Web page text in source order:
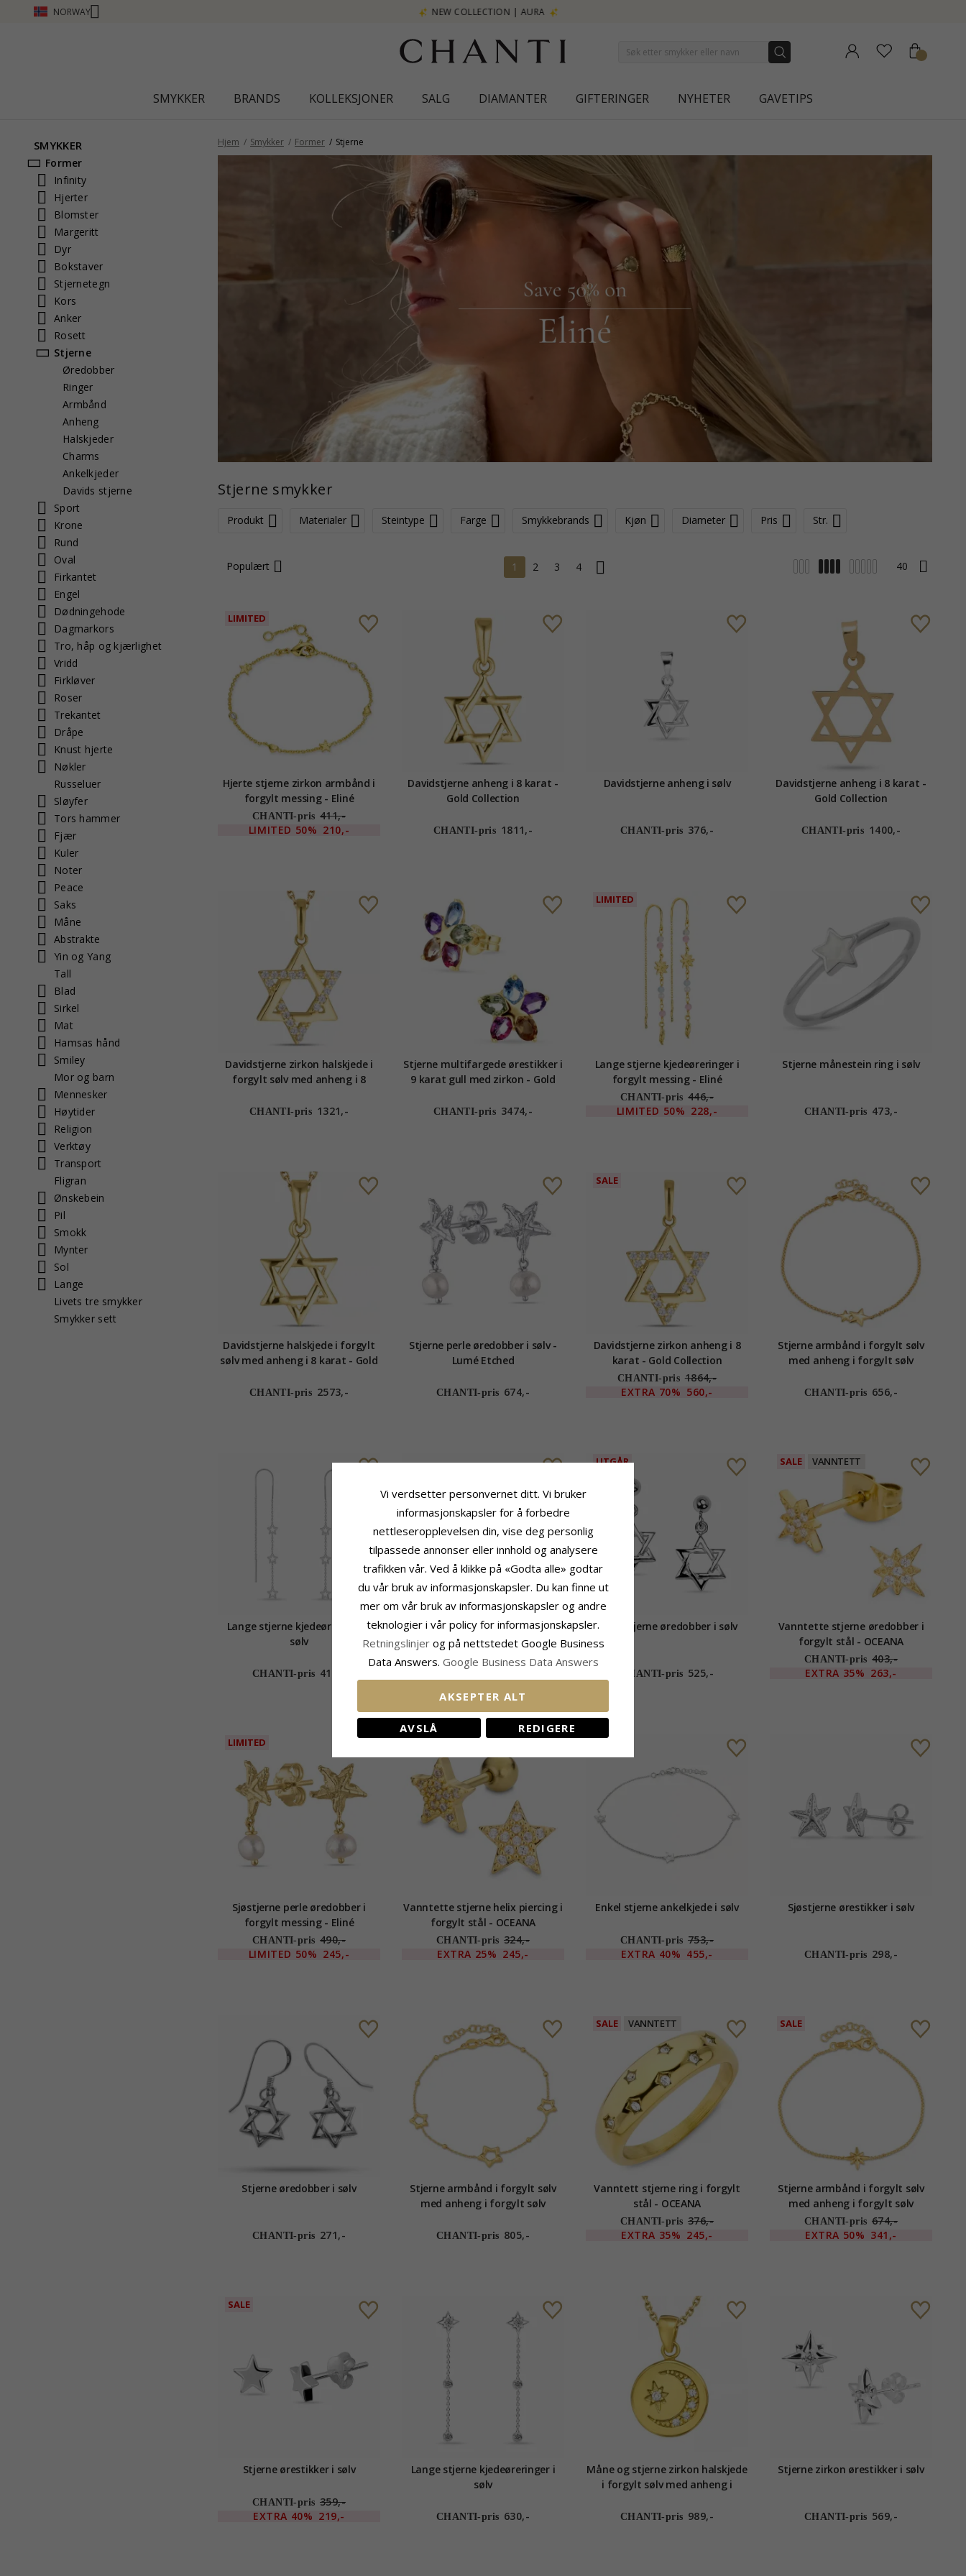
NORWAY NEW COLLECTION | AURA
SMYKKER BRANDS KOLLEKSJONER SALG DIAMANTER GIFTERINGER NYHETER GAVETIPS
SMYKKER
Former
Infinity
Hjerter
Blomster
Margeritt
Dyr
Bokstaver
Stjernetegn
Kors
Anker
Rosett
Stjerne
Øredobber
Ringer
Armbånd
Anheng
Halskjeder
Charms
Ankelkjeder
Davids stjerne
Sport
Krone
Rund
Oval
Firkantet
Engel
Dødningehode
Dagmarkors
Tro, håp og kjærlighet
Vridd
Firkløver
Roser
Trekantet
Dråpe
Knust hjerte
Nøkler
Russeluer
Sløyfer
Tors hammer
Fjær
Kuler
Noter
Peace
Saks
Måne
Abstrakte
Yin og Yang
Tall
Blad
Sirkel
Mat
Hamsas hånd
Smiley
Mor og barn
Mennesker
Høytider
Religion
Verktøy
Transport
Fligran
Ønskebein
Pil
Smokk
Mynter
Sol
Lange
Livets tre smykker
Smykker sett
Hjem Smykker Former Stjerne
Stjerne smykker
Produkt Materialer Steintype Farge Smykkebrands Kjøn Diameter Pris Str.
Populært 1 2 3 4
LIMITED
Hjerte stjerne zirkon armbånd i
forgylt messing - Eliné
CHANTI-pris 411,-
LIMITED 50% 210,-
Davidstjerne anheng i 8 karat -
Gold Collection
CHANTI-pris 1811,-
Davidstjerne anheng i sølv
CHANTI-pris 376,-
Davidstjerne anheng i 8 karat -
Gold Collection
CHANTI-pris 1400,-
Davidstjerne zirkon halskjede i
forgylt sølv med anheng i 8
CHANTI-pris 1321,-
Stjerne multifargede ørestikker i
9 karat gull med zirkon - Gold
CHANTI-pris 3474,-
LIMITED
Lange stjerne kjedeøreringer i
forgylt messing - Eliné
CHANTI-pris 446,-
LIMITED 50% 228,-
Stjerne månestein ring i sølv
CHANTI-pris 473,-
Davidstjerne halskjede i forgylt
sølv med anheng i 8 karat - Gold
CHANTI-pris 2573,-
Stjerne perle øredobber i sølv -
Lumé Etched
CHANTI-pris 674,-
SALE
Davidstjerne zirkon anheng i 8
karat - Gold Collection
CHANTI-pris 1864,-
EXTRA 70% 560,-
Stjerne armbånd i forgylt sølv
med anheng i forgylt sølv
CHANTI-pris 656,-
Lange stjerne kjedeøreringer i
sølv
CHANTI-pris 411,-
12 mm stjerne creol i forgylt sølv
UTGÅR
Davidstjerne øredobber i sølv
CHANTI-pris 525,-
SALE VANNTETT
Vanntette stjerne øredobber i
forgylt stål - OCEANA
CHANTI-pris 403,-
EXTRA 35% 263,-
LIMITED
Sjøstjerne perle øredobber i
forgylt messing - Eliné
CHANTI-pris 490,-
LIMITED 50% 245,-
SALE VANNTETT
Vanntette stjerne helix piercing i
forgylt stål - OCEANA
CHANTI-pris 324,-
EXTRA 25% 245,-
SALE
Enkel stjerne ankelkjede i sølv
CHANTI-pris 753,-
EXTRA 40% 455,-
Sjøstjerne ørestikker i sølv
CHANTI-pris 298,-
Stjerne øredobber i sølv
CHANTI-pris 271,-
Stjerne armbånd i forgylt sølv
med anheng i forgylt sølv
CHANTI-pris 805,-
SALE VANNTETT
Vanntett stjerne ring i forgylt
stål - OCEANA
CHANTI-pris 376,-
EXTRA 35% 245,-
SALE
Stjerne armbånd i forgylt sølv
med anheng i forgylt sølv
CHANTI-pris 674,-
EXTRA 50% 341,-
SALE
Stjerne ørestikker i sølv
CHANTI-pris 359,-
EXTRA 40% 219,-
Lange stjerne kjedeøreringer i
sølv
CHANTI-pris 630,-
Måne og stjerne zirkon halskjede
i forgylt sølv med anheng i
CHANTI-pris 989,-
Stjerne zirkon ørestikker i sølv
CHANTI-pris 569,-
Vi verdsetter personvernet ditt. Vi bruker
informasjonskapsler for å forbedre
nettleseropplevelsen din, vise deg personlig
tilpassede annonser eller innhold og analysere
trafikken vår. Ved å klikke på «Godta alle» godtar
du vår bruk av informasjonskapsler. Du kan finne ut
mer om vår bruk av informasjonskapsler og andre
teknologier i vår policy for informasjonskapsler.
Retningslinjer og på nettstedet Google Business
Data Answers. Google Business Data Answers
AKSEPTER ALT
AVSLÅ REDIGERE